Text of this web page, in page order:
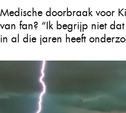
Medische doorbraak voor
van fan? “Ik begrijp niet
in al die jaren heeft